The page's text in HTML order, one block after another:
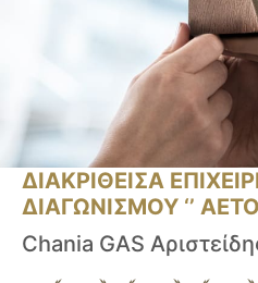
ΔΙΑΚΡΙΘΕΙΣΑ
ΔΙΑΓΩΝΙΣΜΟΥ ‘’ ΑΕΤΟΙ
Chania GAS